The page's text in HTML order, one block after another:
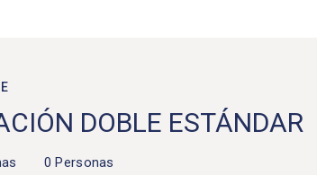
DOBLE ESTÁNDAR
0 Personas